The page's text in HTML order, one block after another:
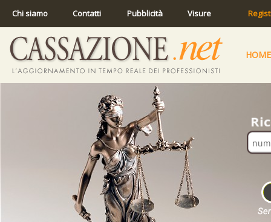
Chi siamo Contatti Pubblicità Visure
HOME